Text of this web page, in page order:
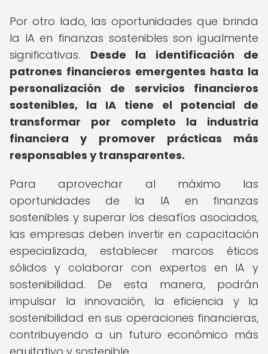
Por otro lado, las oportunidades que brinda
la IA en finanzas sostenibles son igualmente
significativas. Desde la identificación de
patrones financieros emergentes hasta la
personalización de servicios financieros
sostenibles, la IA tiene el potencial de
transformar por completo la industria
financiera y promover prácticas más
responsables y transparentes.
Para aprovechar al máximo las
oportunidades de la IA en finanzas
sostenibles y superar los desafíos asociados,
las empresas deben invertir en capacitación
especializada, establecer marcos éticos
sólidos y colaborar con expertos en IA y
sostenibilidad. De esta manera, podrán
impulsar la innovación, la eficiencia y la
sostenibilidad en sus operaciones financieras,
contribuyendo a un futuro económico más